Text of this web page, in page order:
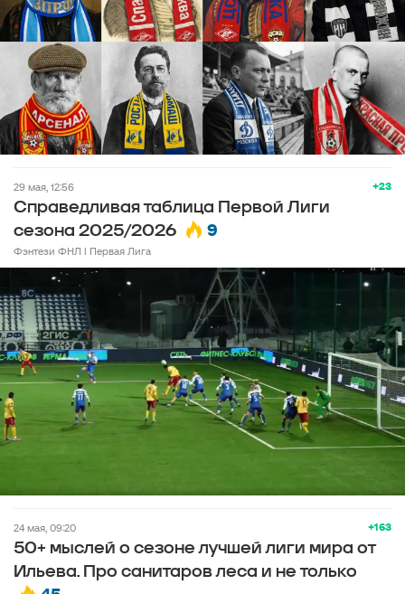
+23
29 мая, 12:56
Справедливая таблица Первой Лиги
сезона 2025/2026
9
Фэнтези ФНЛ l Первая Лига
+163
24 мая, 09:20
50+ мыслей о сезоне лучшей лиги мира от
Ильева. Про санитаров леса и не только